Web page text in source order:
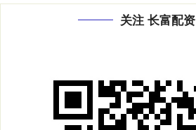
关注 长富配资